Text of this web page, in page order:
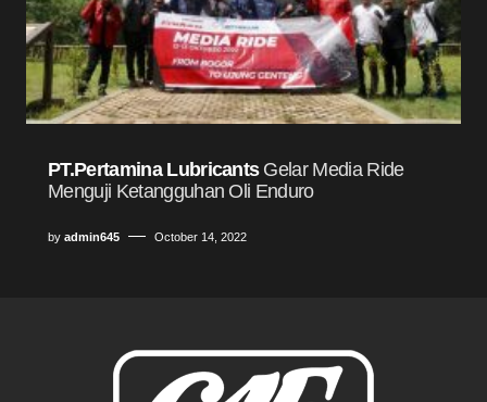
PT.Pertamina Lubricants Gelar Media Ride
Menguji Ketangguhan Oli Enduro
by admin645 October 14, 2022